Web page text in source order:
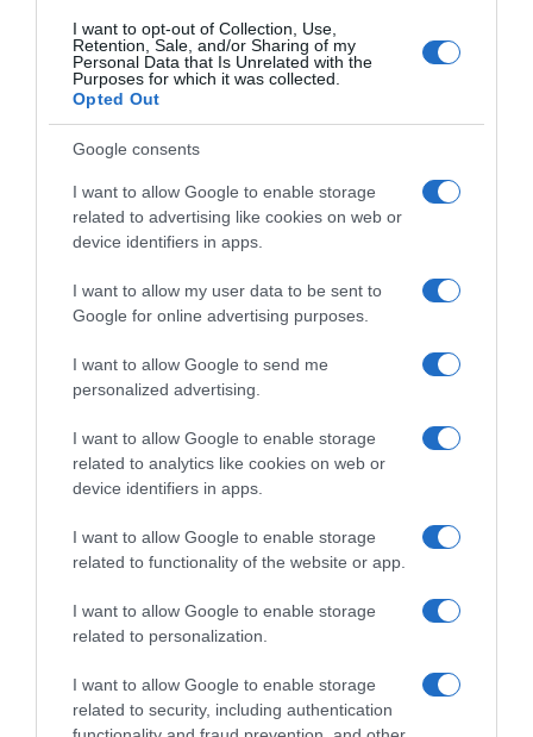
I want to opt-out of Collection, Use,
Retention, Sale, and/or Sharing of my
Personal Data that Is Unrelated with the
Purposes for which it was collected.
Opted Out
Google consents
I want to allow Google to enable storage
related to advertising like cookies on web or
device identifiers in apps.
I want to allow my user data to be sent to
Google for online advertising purposes.
I want to allow Google to send me
personalized advertising.
I want to allow Google to enable storage
related to analytics like cookies on web or
device identifiers in apps.
I want to allow Google to enable storage
related to functionality of the website or app.
I want to allow Google to enable storage
related to personalization.
I want to allow Google to enable storage
related to security, including authentication
peršin ili vlasac kao ukras za bolju prezentaciju jela.